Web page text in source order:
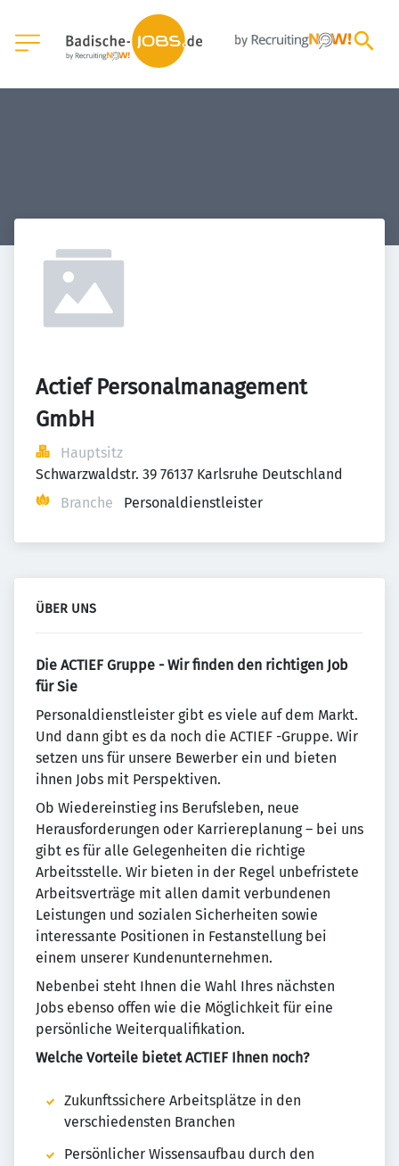
Actief Personalmanagement
GmbH
Hauptsitz
Schwarzwaldstr. 39 76137 Karlsruhe Deutschland
Branche
Personaldienstleister
ÜBER UNS
Die ACTIEF Gruppe - Wir finden den richtigen Job
für Sie
Personaldienstleister gibt es viele auf dem Markt.
Und dann gibt es da noch die ACTIEF -Gruppe. Wir
setzen uns für unsere Bewerber ein und bieten
ihnen Jobs mit Perspektiven.
Ob Wiedereinstieg ins Berufsleben, neue
Herausforderungen oder Karriereplanung – bei uns
gibt es für alle Gelegenheiten die richtige
Arbeitsstelle. Wir bieten in der Regel unbefristete
Arbeitsverträge mit allen damit verbundenen
Leistungen und sozialen Sicherheiten sowie
interessante Positionen in Festanstellung bei
einem unserer Kundenunternehmen.
Nebenbei steht Ihnen die Wahl Ihres nächsten
Jobs ebenso offen wie die Möglichkeit für eine
persönliche Weiterqualifikation.
Welche Vorteile bietet ACTIEF Ihnen noch?
Zukunftssichere Arbeitsplätze in den
verschiedensten Branchen
Persönlicher Wissensaufbau durch den